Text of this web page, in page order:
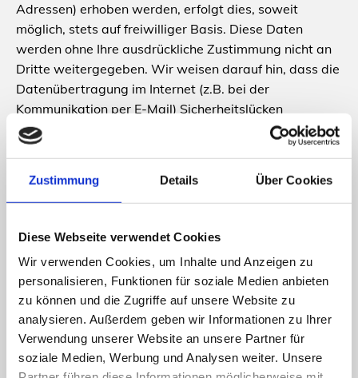
Zustimmung Details Über Cookies
Diese Webseite verwendet Cookies
Wir verwenden Cookies, um Inhalte und Anzeigen zu
personalisieren, Funktionen für soziale Medien anbieten
zu können und die Zugriffe auf unsere Website zu
analysieren. Außerdem geben wir Informationen zu Ihrer
Verwendung unserer Website an unsere Partner für
soziale Medien, Werbung und Analysen weiter. Unsere
Adressen) erhoben werden, erfolgt dies, soweit
möglich, stets auf freiwilliger Basis. Diese Daten
werden ohne Ihre ausdrückliche Zustimmung nicht an
Dritte weitergegeben. Wir weisen darauf hin, dass die
Datenübertragung im Internet (z.B. bei der
Kommunikation per E-Mail) Sicherheitslücken
aufweisen kann. Ein lückenloser Schutz der Daten vor
dem Zugriff durch Dritte ist nicht möglich. Der Nutzung
von im Rahmen der Impressumspflicht veröffentlichten
Kontaktdaten durch Dritte zur Übersendung von nicht
ausdrücklich angeforderter Werbung und
Informationsmaterialien wird hiermit ausdrücklich
ausdrücklich rechtliche Schritte im Falle der
unverlangten Zusendung von Werbeinformationen,
etwa durch Spam-Mails, vor.
Google Analytics / Datenschutz
Diese Website benutzt zu Statistikzwecken die